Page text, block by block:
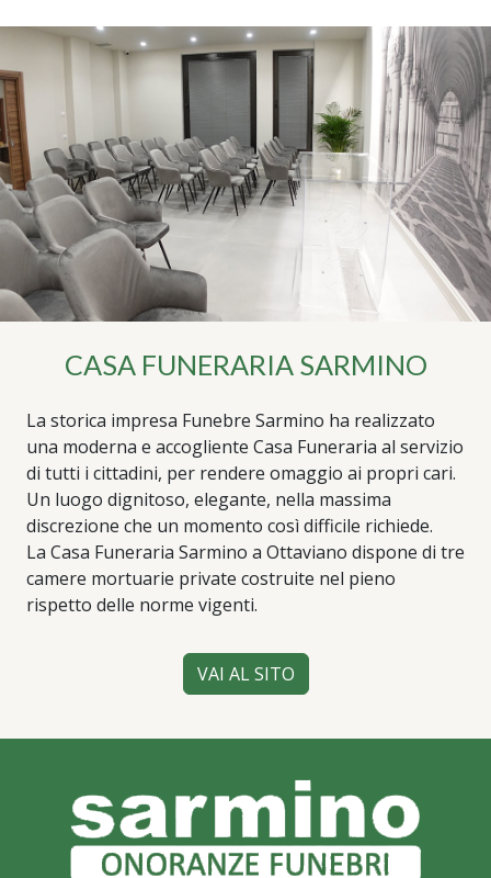
CASA FUNERARIA SARMINO
La storica impresa Funebre Sarmino ha realizzato
una moderna e accogliente Casa Funeraria al servizio
di tutti i cittadini, per rendere omaggio ai propri cari.
Un luogo dignitoso, elegante, nella massima
discrezione che un momento così difficile richiede.
La Casa Funeraria Sarmino a Ottaviano dispone di tre
camere mortuarie private costruite nel pieno
rispetto delle norme vigenti.
VAI AL SITO